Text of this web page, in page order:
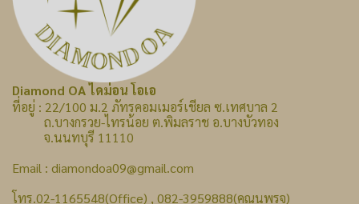
Diamond OA ไดม่อน โอเอ
ที่อยู่ : 22/100 ม.2 ภัทรคอมเมอร์เชียล ซ.เทศบาล 2
ถ.บางกรวย-ไทรน้อย ต.พิมลราช อ.บางบัวทอง
จ.นนทบุรี 11110
Email : diamondoa09@gmail.com
โทร.02-1165548(Office) , 082-3959888(คุณนพรุจ)